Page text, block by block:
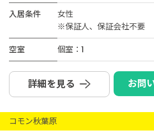
入居条件
女性
※保証人、保証会社不要
空室
個室：1
詳細を見る お問
コモン秋葉原